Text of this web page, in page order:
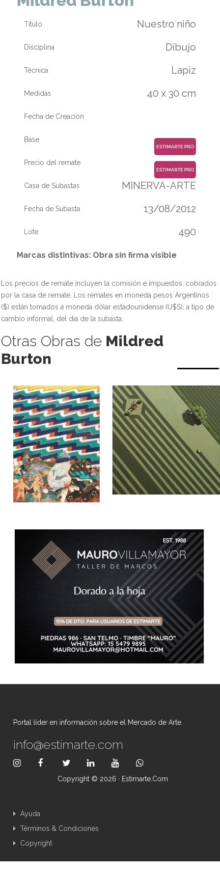
Título Nuestro niño
Disciplina Dibujo
Técnica Lapiz
Medidas 40 x 30 cm
Fecha de Creación
Base
ESTIMARTE PRO
Precio del remate
ESTIMARTE PRO
Casa de Subastas MINERVA-ARTE
Fecha de Subasta 13/08/2012
Lote 490
Marcas distintivas: Obra sin firma visible
Los precios de remate incluyen la comisión e impuestos, cobrados
por la casa de remate. Los remates en moneda pesos Argentinos
($) están tomados a moneda dólar estadounidense (U$S), a tipo de
cambio informal, del día de la subasta.
Otras Obras de Mildred
Burton
Portal líder en información sobre el Mercado de Arte.
info@estimarte.com
Copyright © 2026 · Estimarte.com
Ayuda
Términos & Condiciones
Copyright